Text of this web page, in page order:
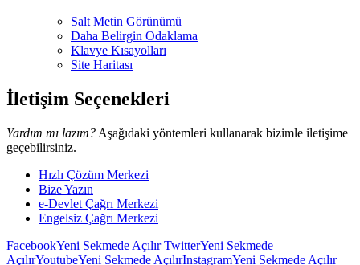
Salt Metin Görünümü
Daha Belirgin Odaklama
Klavye Kısayolları
Site Haritası
İletişim Seçenekleri
Yardım mı lazım? Aşağıdaki yöntemleri kullanarak bizimle iletişime
geçebilirsiniz.
Hızlı Çözüm Merkezi
Bize Yazın
e-Devlet Çağrı Merkezi
Engelsiz Çağrı Merkezi
FacebookYeni Sekmede AçılırTwitterYeni Sekmede
AçılırYoutubeYeni Sekmede AçılırInstagramYeni Sekmede Açılır